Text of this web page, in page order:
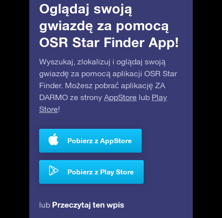
Oglądaj swoją
gwiazdę za pomocą
OSR Star Finder App!
Wyszukaj, zlokalizuj i oglądaj swoją
gwiazdę za pomocą aplikacji OSR Star
Finder. Możesz pobrać aplikację ZA
DARMO ze strony AppStore lub Play
Store!
Pobierz z AppStore
Pobierz z Play Store
lub Przeczytaj ten wpis